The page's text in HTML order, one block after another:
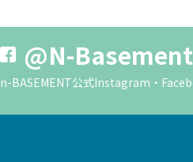
@N-Basement
n-BASEMENT公式Instagram・